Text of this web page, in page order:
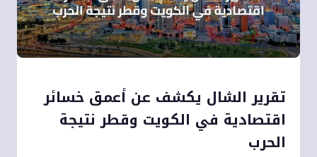
تقرير الشال يكشف عن أعمق خسائر
اقتصادية في الكويت وقطر نتيجة
الحرب